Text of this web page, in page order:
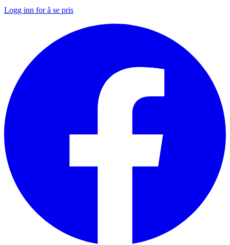
Logg inn for å se pris